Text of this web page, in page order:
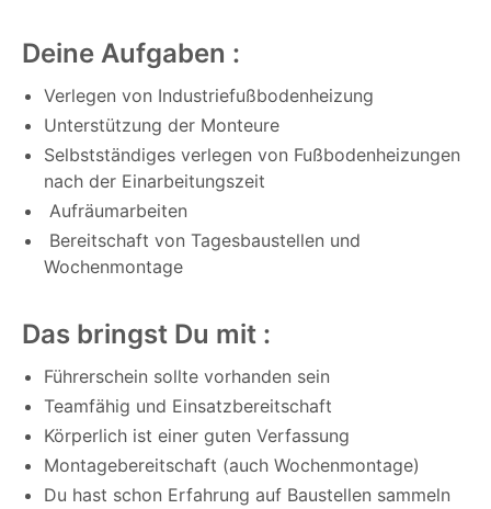
Deine Aufgaben :
Verlegen von Industriefußbodenheizung
Unterstützung der Monteure
Selbstständiges verlegen von Fußbodenheizungen
nach der Einarbeitungszeit
Aufräumarbeiten
Bereitschaft von Tagesbaustellen und
Wochenmontage
Das bringst Du mit :
Führerschein sollte vorhanden sein
Teamfähig und Einsatzbereitschaft
Körperlich ist einer guten Verfassung
Montagebereitschaft (auch Wochenmontage)
Du hast schon Erfahrung auf Baustellen sammeln